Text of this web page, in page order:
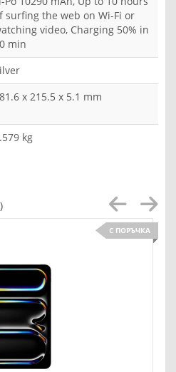
surfing the web on Wi-Fi or
video, Charging 50% in
min
x 215.5 x 5.1 mm
kg
С ПОРЪЧКА